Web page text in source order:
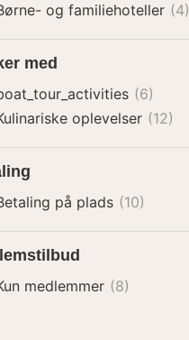
og familiehoteller (4)
med
(6)
oplevelser (12)
på plads (10)
medlemmer (8)